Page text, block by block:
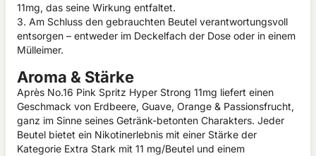
11mg, das seine Wirkung entfaltet.
3. Am Schluss den gebrauchten Beutel verantwortungsvoll
entsorgen – entweder im Deckelfach der Dose oder in einem
Mülleimer.
Aroma & Stärke
Après No.16 Pink Spritz Hyper Strong 11mg liefert einen
Geschmack von Erdbeere, Guave, Orange & Passionsfrucht,
ganz im Sinne seines Getränk-betonten Charakters. Jeder
Beutel bietet ein Nikotinerlebnis mit einer Stärke der
Kategorie Extra Stark mit 11 mg/Beutel und einem